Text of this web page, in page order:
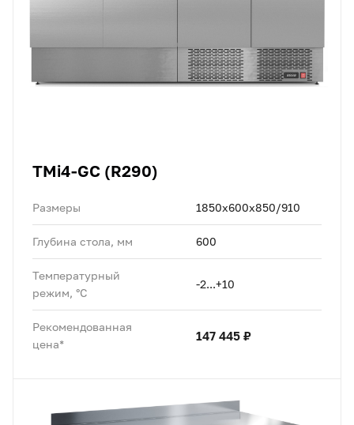
TMi4-GC (R290)
Размеры 1850х600х850/910
Глубина стола, мм 600
Температурный
режим, °C
-2...+10
Рекомендованная
цена*
147 445 ₽